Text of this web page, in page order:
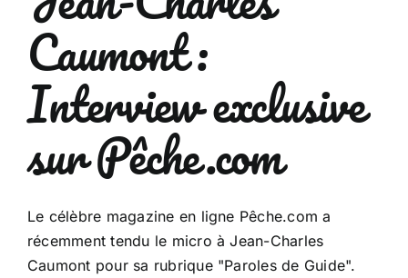
Caumont :
Interview exclusive
sur Pêche.com
Le célèbre magazine en ligne Pêche.com a
récemment tendu le micro à Jean-Charles
Caumont pour sa rubrique "Paroles de Guide".